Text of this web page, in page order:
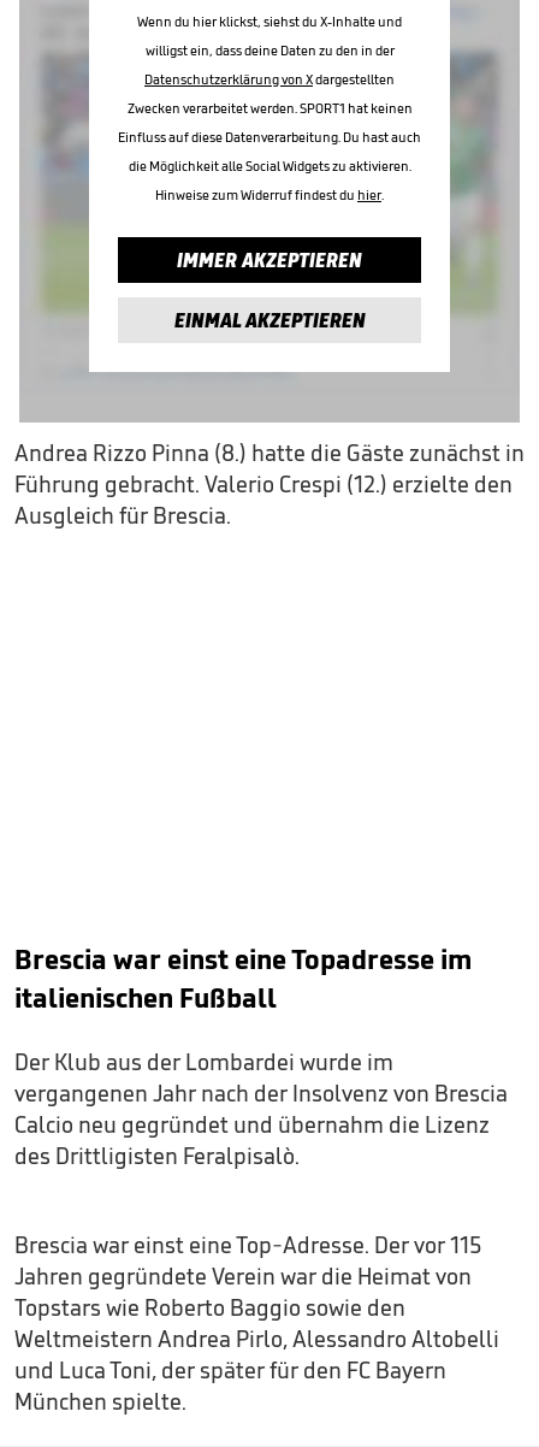
Wenn du hier klickst, siehst du X-Inhalte und
willigst ein, dass deine Daten zu den in der
Datenschutzerklärung von Xdargestellten
Zwecken verarbeitet werden. SPORT1 hat keinen
Einfluss auf diese Datenverarbeitung. Du hast auch
die Möglichkeit alle Social Widgets zu aktivieren.
Hinweise zum Widerruf findest du hier.
IMMER AKZEPTIEREN
EINMAL AKZEPTIEREN
Andrea Rizzo Pinna (8.) hatte die Gäste zunächst in
Führung gebracht. Valerio Crespi (12.) erzielte den
Ausgleich für Brescia.
Brescia war einst eine Topadresse im
italienischen Fußball
Der Klub aus der Lombardei wurde im
vergangenen Jahr nach der Insolvenz von Brescia
Calcio neu gegründet und übernahm die Lizenz
des Drittligisten Feralpisalò.
Brescia war einst eine Top-Adresse. Der vor 115
Jahren gegründete Verein war die Heimat von
Topstars wie Roberto Baggio sowie den
Weltmeistern Andrea Pirlo, Alessandro Altobelli
und Luca Toni, der später für den FC Bayern
München spielte.